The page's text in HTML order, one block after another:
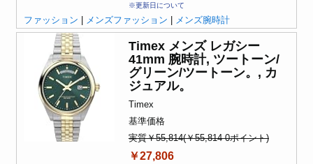
※更新日について
ファッション メンズファッション メンズ腕時計
Timex メンズ レガシー
41mm 腕時計, ツートーン/
グリーン/ツートーン。, カ
ジュアル。
Timex
基準価格
実質￥55,814(￥55,814-0ポイント)
￥27,806